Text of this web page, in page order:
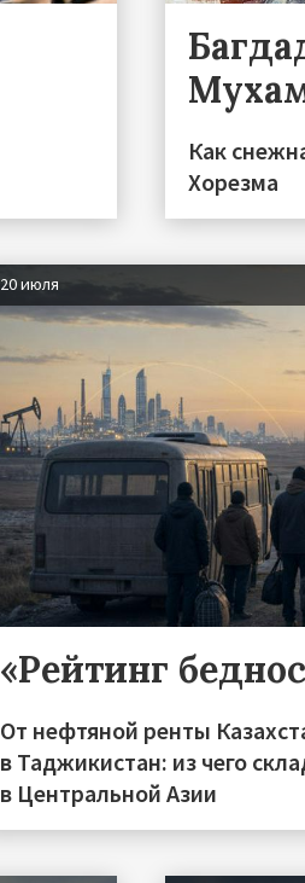
Как
Хорезма
20 июля
«Рейтинг
От нефтяной ренты
в Таджикистан: из чего
в Центральной Азии